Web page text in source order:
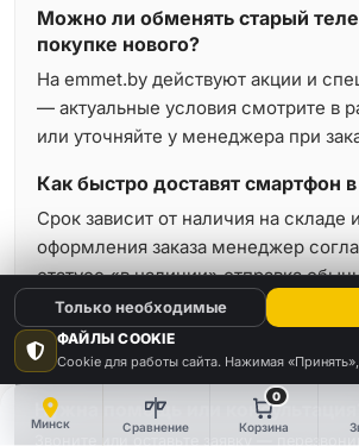
Минск Сравнение
0
Корзина
Можно ли обменять старый
покупке нового?
На emmet.by действуют акции и
— актуальные условия смотрите в
или уточняйте у менеджера при
Как быстро доставят смартфон
Срок зависит от наличия на складе
оформления заказа менеджер
статусе «в наличии» отправка
минимальное время.
Нужна помощь или
ФАЙЛЫ COOKIE
Cookie для работы сайта. Нажимая
Только необходимые